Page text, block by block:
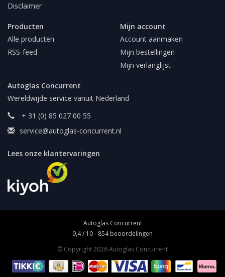
Disclaimer
Producten
Alle producten
RSS-feed
Mijn account
Account aanmaken
Mijn bestellingen
Mijn verlanglijst
Autoglas Concurrent
Wereldwijde service vanuit Nederland
+ 31 (0) 85 027 00 55
service@autoglas-concurrent.nl
Lees onze klantervaringen
Autoglas Concurrent
9,4/ 10- 854beoordelingen
© Copyright 2026 Autoglas Concurrent